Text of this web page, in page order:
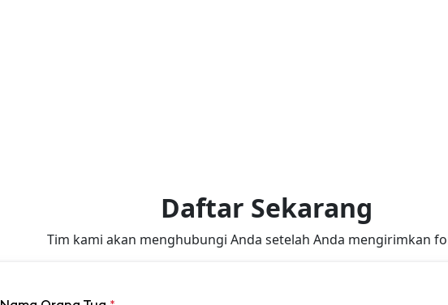
Daftar Sekarang
Tim kami akan menghubungi Anda setelah Anda mengirimkan